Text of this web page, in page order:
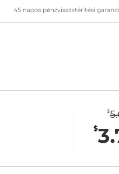
45 napos pénzvisszatérítési
$
$